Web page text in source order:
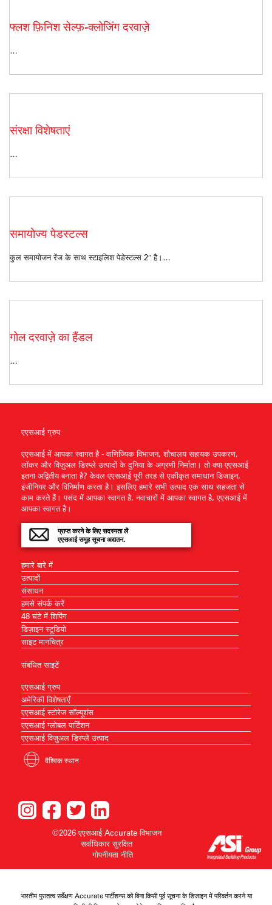
फ्लश फ़िनिश सेल्फ़-क्लोजिंग दरवाज़े
…
संरक्षा विशेषताएं
…
समायोज्य पेडस्टल्स
कुल समायोजन रेंज के साथ स्टाइलिश पेडेस्टल्स 2″ है।…
गोल दरवाज़े का हैंडल
…
एएसआई ग्रुप
एएसआई में आपका स्वागत है - वाणिज्यिक विभाजन, शौचालय सहायक उपकरण,
लॉकर और विज़ुअल डिस्प्ले उत्पादों के दुनिया के अग्रणी निर्माता। तो क्या एएसआई
इतना अद्वितीय बनाता है? केवल एएसआई पूरी तरह से एकीकृत समाधान डिजाइन,
इंजीनियर और विनिर्माण करता है। इसलिए हमारे सभी उत्पाद एक साथ सहजता से
काम करते हैं। पसंद में आपका स्वागत है, नवाचारों में आपका स्वागत है, एएसआई में
आपका स्वागत है।
प्राप्त करने के लिए सदस्यता लें
एएसआई समूह सूचना अद्यतन.
हमारे बारे में
उत्पादों
संसाधन
हमसे संपर्क करें
48 घंटे में शिपिंग
डिज़ाइन स्टूडियो
साइट मानचित्र
संबंधित साइटें
एएसआई ग्रुप
अमेरिकी विशेषताएँ
एएसआई स्टोरेज सॉल्यूशंस
एएसआई ग्लोबल पार्टिशन
एएसआई विज़ुअल डिस्प्ले उत्पाद
वैश्विक स्थान
©2026 एएसआई Accurate विभाजन
सर्वाधिकार सुरक्षित
गोपनीयता नीति
भारतीय पुरातत्व सर्वेक्षण Accurate पार्टीशन्स को बिना किसी पूर्व सूचना के डिजाइन में परिवर्तन करने या